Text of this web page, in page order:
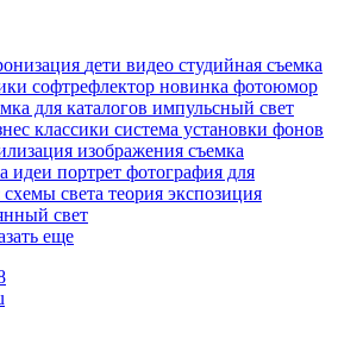
дети видео студийная съемка
софтрефлектор новинка фотоюмор
для каталогов импульсный свет
классики система установки фонов
изображения съемка
идеи портрет фотография для
схемы света теория экспозиция
свет
еще